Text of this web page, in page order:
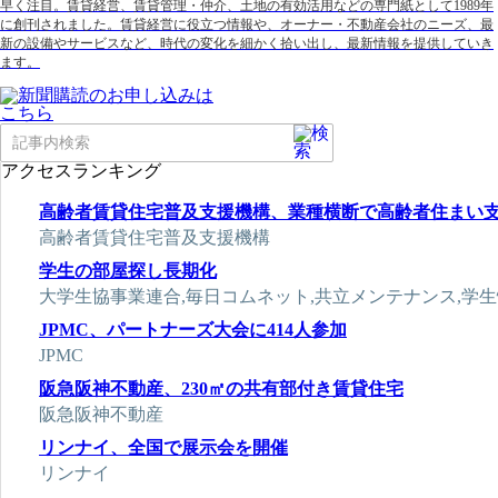
早く注目。賃貸経営、賃貸管理・仲介、土地の有効活用などの専門紙として1989年
に創刊されました。賃貸経営に役立つ情報や、オーナー・不動産会社のニーズ、最
新の設備やサービスなど、時代の変化を細かく拾い出し、最新情報を提供していき
ます。
アクセスランキング
高齢者賃貸住宅普及支援機構、業種横断で高齢者住まい
高齢者賃貸住宅普及支援機構
学生の部屋探し長期化
大学生協事業連合,毎日コムネット,共立メンテナンス,学
JPMC、パートナーズ大会に414人参加
JPMC
阪急阪神不動産、230㎡の共有部付き賃貸住宅
阪急阪神不動産
リンナイ、全国で展示会を開催
リンナイ